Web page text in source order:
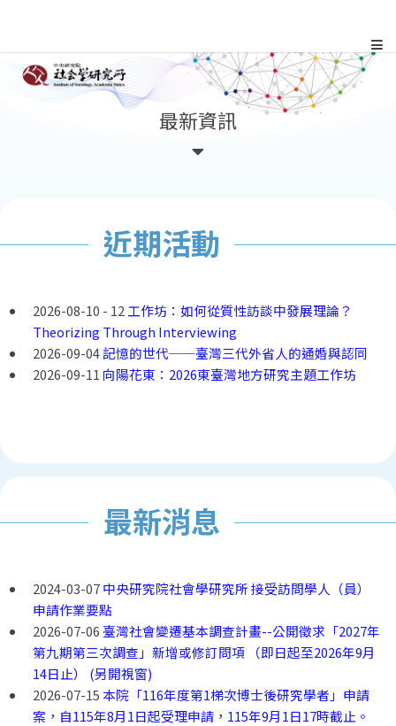
到
最新資訊
近期活動
2026-08-10 - 12 工作坊：如何從質性訪談中發展理論？
Theorizing Through Interviewing
2026-09-04記憶的世代──臺灣三代外省人的通婚與認同
2026-09-11 向陽花東：2026東臺灣地方研究主題工作坊
最新消息
2024-03-07中央研究院社會學研究所 接受訪問學人（員）
申請作業要點
2026-07-06 臺灣社會變遷基本調查計畫--公開徵求「2027年
第九期第三次調查」新增或修訂問項 （即日起至2026年9月
14日止） (另開視窗)
2026-07-15 本院「116年度第1梯次博士後研究學者」申請
案，自115年8月1日起受理申請，115年9月1日17時截止。